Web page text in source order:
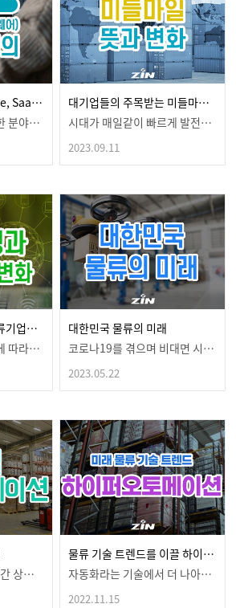
Software as a Service, SaaS 뜻? 개념 및 정의 알아보자!
시대가 변하면서 다양한 분야들이디지털화 되어가고 있다는…
대기업들의 주목받는 미들마일 뜻 그리고 변화
시대가 매일같이 빠르게 발전하면서 새로운 경제 용어는 …
2023.09.11
ESG경영이 가져온 물류기업의 변화 어떤 영향이 있을까?
시대가 변하면서 분야에 따라변화되는 모습을 볼 수 있습…
대한민국 물류의 미래
코로나19를 겪으며 비대면 시대가 오게되면서우리의 일상…
2023.05.22
우리의 삶은 최근 몇 년간 상당히 많이 변화했습니다.일…
물류 기술 트렌드를 이끌 하이퍼오토메이션에 대해
자동화라는 기술에서 더 나아가 이제는 기업 입장에서효율…
2022.11.15